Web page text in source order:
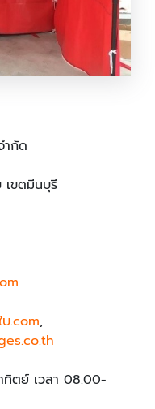
ำกัด
ขตมีนบุรี
.com,
ทิตย์ เวลา 08.00-